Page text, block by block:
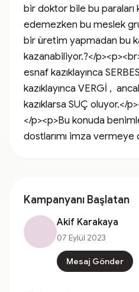
bir doktor bile bu paraları
edemezken bu meslek
bir üretim yapmadan bu
kazanabiliyor.?</
esnaf kazıklayınca
kazıklayınca VERGİ ,
kazıklarsa SUÇ oluyor.</
</p><p>Bu konuda
dostlarımı imza
Kampanyanı Başlatan
Akif Karakaya
07 Eylül 2023
Mesaj Gönder